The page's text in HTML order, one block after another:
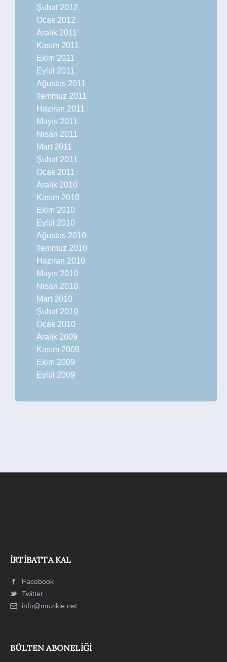
Şubat 2012
Ocak 2012
Aralık 2011
Kasım 2011
Ekim 2011
Eylül 2011
Ağustos 2011
Temmuz 2011
Haziran 2011
Mayıs 2011
Nisan 2011
Mart 2011
Şubat 2011
Ocak 2011
Aralık 2010
Kasım 2010
Ekim 2010
Eylül 2010
Ağustos 2010
Temmuz 2010
Haziran 2010
Mayıs 2010
Nisan 2010
Mart 2010
Şubat 2010
Ocak 2010
Aralık 2009
Kasım 2009
Ekim 2009
Eylül 2009
İRTIBATTA KAL
Facebook
Twitter
info@muzikle.net
BÜLTEN ABONELIĞI